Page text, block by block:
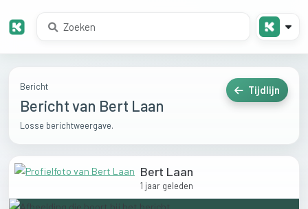
Bericht
Bericht van Bert Laan
Losse berichtweergave.
Tijdlijn
Bert Laan
1 jaar geleden